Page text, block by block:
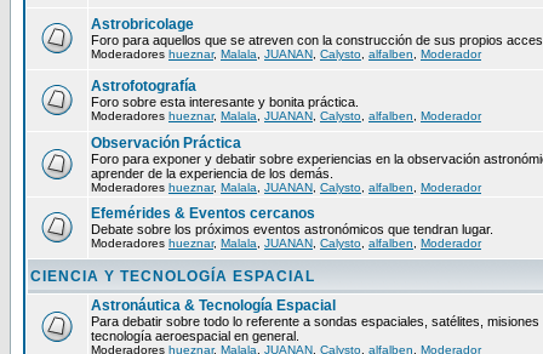
Astrobricolage
Foro para aquellos que se atreven con la construcción de sus propios
Moderadores hueznar, Malala JUANAN Calysto alfalben Moderador
Astrofotografía
Foro sobre esta interesante y bonita práctica.
Moderadores hueznar, Malala JUANAN Calysto alfalben Moderador
Observación Práctica
Foro para exponer y debatir sobre experiencias en la observación
aprender de la experiencia de los demás.
Moderadores hueznar, Malala JUANAN Calysto alfalben Moderador
Efemérides & Eventos cercanos
Debate sobre los próximos eventos astronómicos que tendran lugar.
Moderadores hueznar, Malala JUANAN Calysto alfalben Moderador
CIENCIA Y TECNOLOGÍA ESPACIAL
Astronáutica & Tecnología Espacial
Para debatir sobre todo lo referente a sondas espaciales, satélites,
tecnología aeroespacial en general.
Moderadores hueznar, Malala JUANAN Calysto alfalben Moderador